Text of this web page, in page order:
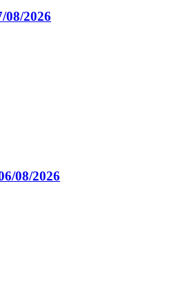
2026
08/2026